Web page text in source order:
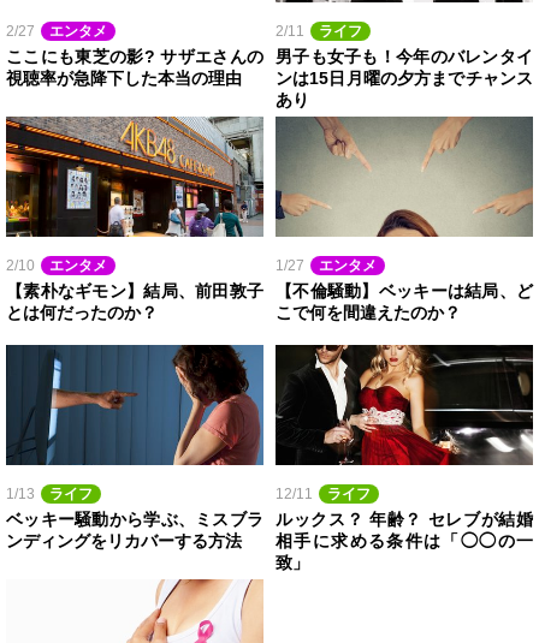
2/27 エンタメ
ここにも東芝の影? サザエさんの
視聴率が急降下した本当の理由
2/11 ライフ
男子も女子も！今年のバレンタイ
ンは15日月曜の夕方までチャンス
あり
2/10 エンタメ
【素朴なギモン】結局、前田敦子
とは何だったのか？
1/27 エンタメ
【不倫騒動】ベッキーは結局、ど
こで何を間違えたのか？
1/13 ライフ
ベッキー騒動から学ぶ、ミスブラ
ンディングをリカバーする方法
12/11 ライフ
ルックス？ 年齢？ セレブが結婚
相手に求める条件は「◯◯の一
致」